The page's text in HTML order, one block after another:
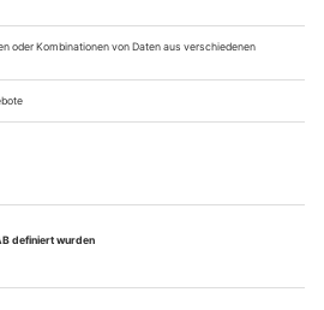
echte Hochdramatische des
Fachs. Um ihr hohes C musste
sie auf der Bühne stand, ging stets
von ihr aus. Dass Ute Vinzing,
kaum glauben.